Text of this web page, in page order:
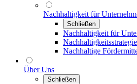
Nachhaltigkeit für
Schließen
Nachhaltigkeit für
Nachhaltige
Über Uns
Schließen